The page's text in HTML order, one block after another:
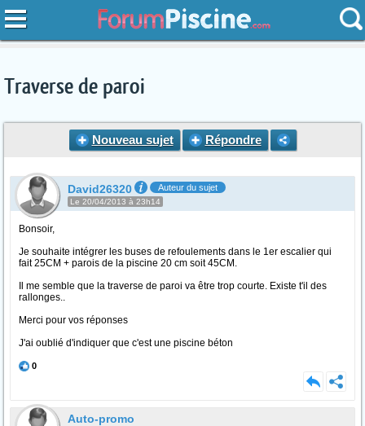
Traverse de paroi
Nouveau sujet Répondre
David26320 Auteur du sujet
Le 20/04/2013 à 23h14
Bonsoir,
Je souhaite intégrer les buses de refoulements dans le 1er escalier qui
fait 25CM + parois de la piscine 20 cm soit 45CM.
Il me semble que la traverse de paroi va être trop courte. Existe t'il des
rallonges..
Merci pour vos réponses
J'ai oublié d'indiquer que c'est une piscine béton
0
Auto-promo